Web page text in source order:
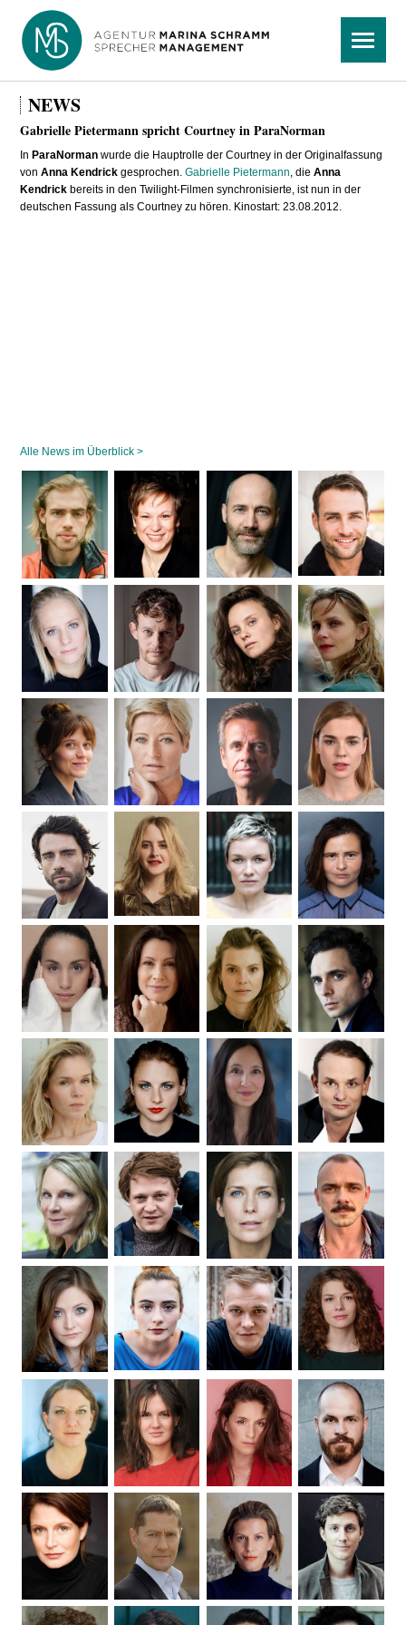
Navigation
überspringen
NEWS
Gabrielle Pietermann spricht Courtney in ParaNorman
InParaNorman wurde die Hauptrolle der Courtney in der Originalfassung
vonAnna Kendrick gesprochen.Gabrielle Pietermann , dieAnna
Kendrick bereits in den Twilight-Filmen synchronisierte, ist nun in der
deutschen Fassung als Courtney zu hören. Kinostart: 23.08.2012.
Alle News im Überblick >
Navigation
überspringen